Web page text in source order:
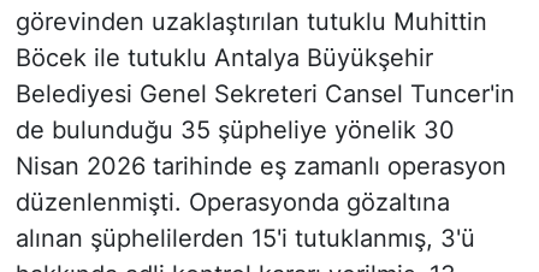
görevinden uzaklaştırılan tutuklu Muhittin
Böcek ile tutuklu Antalya Büyükşehir
Belediyesi Genel Sekreteri Cansel Tuncer'in
de bulunduğu 35 şüpheliye yönelik 30
Nisan 2026 tarihinde eş zamanlı operasyon
düzenlenmişti. Operasyonda gözaltına
alınan şüphelilerden 15'i tutuklanmış, 3'ü